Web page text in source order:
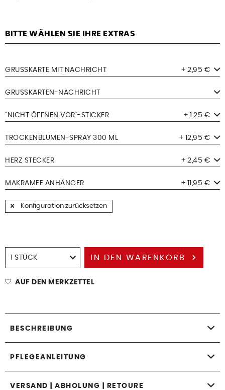
BITTE WÄHLEN SIE IHRE EXTRAS
GRUSSKARTE MIT NACHRICHT + 2,95 €
GRUSSKARTEN-NACHRICHT
"NICHT ÖFFNEN VOR"-STICKER + 1,25 €
TROCKENBLUMEN-SPRAY 300 ML + 12,95 €
HERZ STECKER + 2,45 €
MAKRAMEE ANHÄNGER + 11,95 €
Konfiguration zurücksetzen
IN DEN WARENKORB
AUF DEN MERKZETTEL
BESCHREIBUNG
PFLEGEANLEITUNG
VERSAND | ABHOLUNG | RETOURE